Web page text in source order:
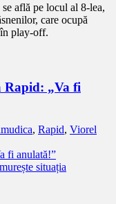
află pe locul al 8-lea,
care ocupă
play-off.
Rapid: „Va fi
, Rapid, Viorel
fi anulată!”
situația